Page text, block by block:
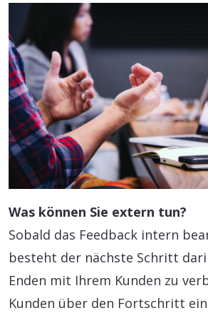
Was können Sie extern tun?
Sobald das Feedback intern
besteht der nächste Schritt
Enden mit Ihrem Kunden zu
Kunden über den Fortschritt